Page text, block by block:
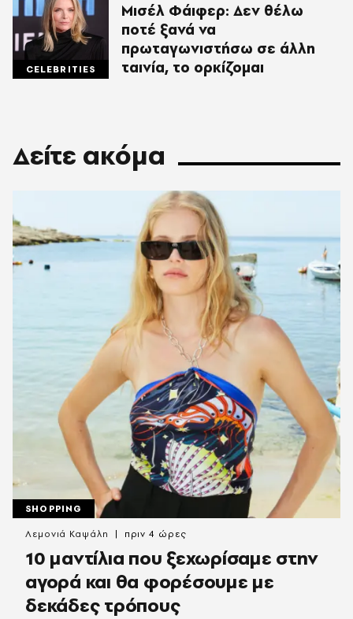
CELEBRITIES
Μισέλ Φάιφερ: Δεν θέλω
ποτέ ξανά να
πρωταγωνιστήσω σε άλλη
ταινία, το ορκίζομαι
Δείτε ακόμα
SHOPPING
10 μαντίλια που ξεχωρίσαμε στην
αγορά και θα φορέσουμε με
δεκάδες τρόπους
Λεμονιά Καψάλη πριν 4 ώρες